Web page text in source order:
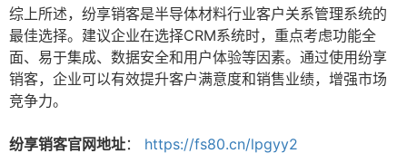
综上所述，纷享销客是半导体材料行业客户关系管理系统的
最佳选择。建议企业在选择CRM系统时，重点考虑功能全
面、易于集成、数据安全和用户体验等因素。通过使用纷享
销客，企业可以有效提升客户满意度和销售业绩，增强市场
竞争力。
纷享销客官网地址： https://fs80.cn/lpgyy2